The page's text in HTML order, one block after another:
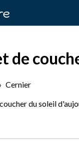
de
› Cernier
du soleil